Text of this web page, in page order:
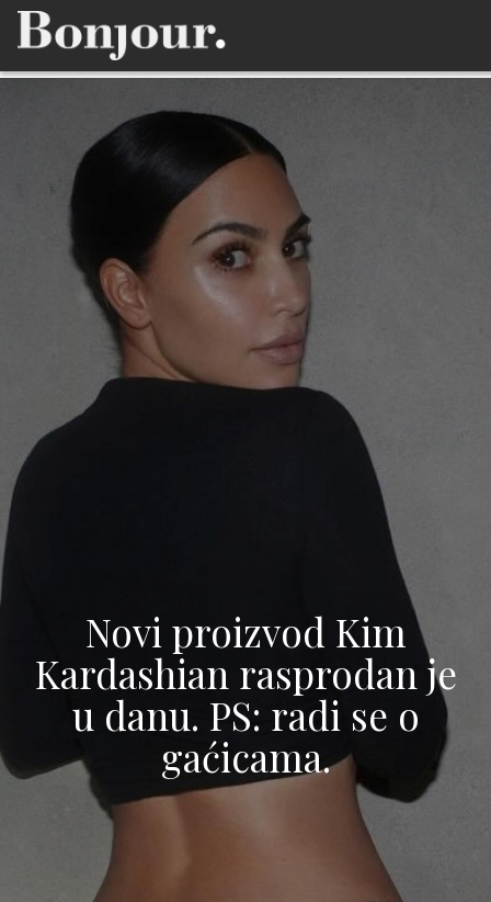
Novi proizvod Kim
Kardashian rasprodan je
u danu. PS: radi se o
gaćicama.